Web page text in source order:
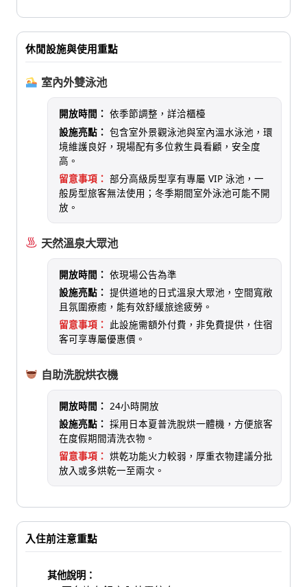
休閒設施與使用重點
室內外雙泳池
開放時間： 依季節調整，詳洽櫃檯
設施亮點： 包含室外景觀泳池與室內溫水泳池，環
境維護良好，現場配有多位救生員看顧，安全度
高。
留意事項： 部分高級房型享有專屬 VIP 泳池，一
般房型旅客無法使用；冬季期間室外泳池可能不開
放。
天然溫泉大眾池
開放時間： 依現場公告為準
設施亮點： 提供道地的日式溫泉大眾池，空間寬敞
且氛圍療癒，能有效舒緩旅途疲勞。
留意事項： 此設施需額外付費，非免費提供，住宿
客可享專屬優惠價。
自助洗脫烘衣機
開放時間： 24小時開放
設施亮點： 採用日本夏普洗脫烘一體機，方便旅客
在度假期間清洗衣物。
留意事項： 烘乾功能火力較弱，厚重衣物建議分批
放入或多烘乾一至兩次。
入住前注意重點
其他說明：